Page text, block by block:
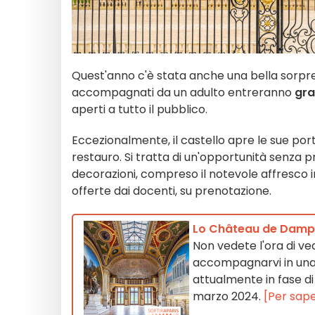
Quest'anno c'è stata anche una bella
accompagnati da un adulto entreranno
aperti a tutto il pubblico.
Eccezionalmente, il castello apre le sue
restauro. Si tratta di un'opportunità senza
decorazioni, compreso il notevole affresco
offerte dai docenti, su prenotazione.
Lo Château de
Non vedete l'ora di
accompagnarvi in
attualmente in fase
marzo 2024. [Per